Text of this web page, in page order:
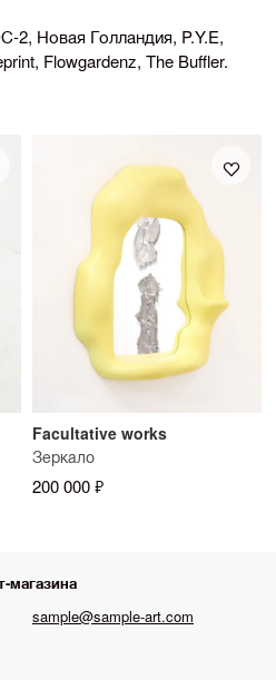
2, Новая Голландия, P.Y.E,
Flowgardenz, The Buffler.
Facultative works
Зеркало
200 000 ₽
магазина
sample@sample-art.com